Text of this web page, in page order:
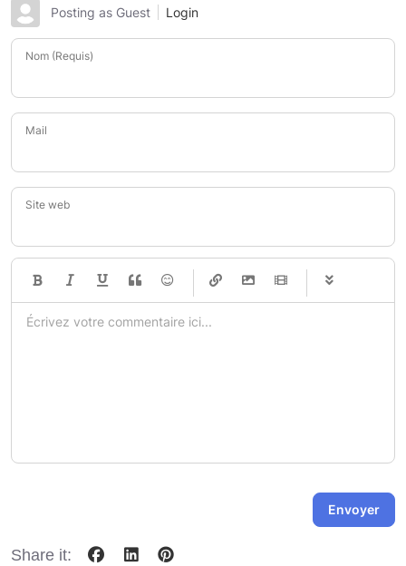
Posting as Guest Login
Nom (Requis)
Mail
Site web
-
-
-
-
Envoyer
Share it: